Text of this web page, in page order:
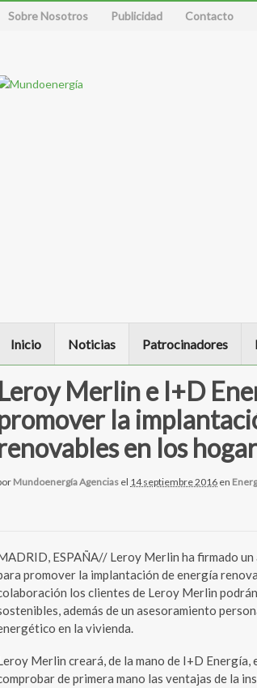
Sobre Nosotros Publicidad Contacto
Inicio Noticias Patrocinadores
Leroy Merlin e I+D
la
en los
Mundoenergía Agencias el 14 septiembre 2016 en
ESPAÑA// Leroy Merlin ha firmado
promover la implantación de energía
los clientes de Leroy Merlin
además de un asesoramiento
en la vivienda.
Merlin creará, de la mano de I+D
de primera mano las ventajas de la